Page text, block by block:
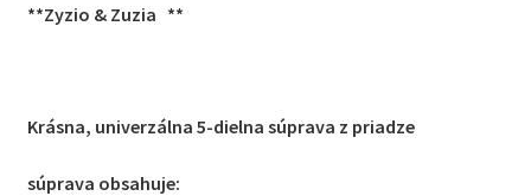
**Zyzio & Zuzia **
Krásna, univerzálna 5-dielna súprava z priadze
súprava obsahuje: